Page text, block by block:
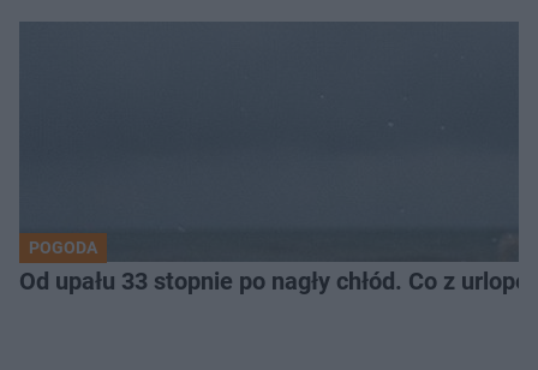
POGODA
Od upału 33 stopnie po nagły chłód. Co z